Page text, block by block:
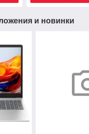
и новинки